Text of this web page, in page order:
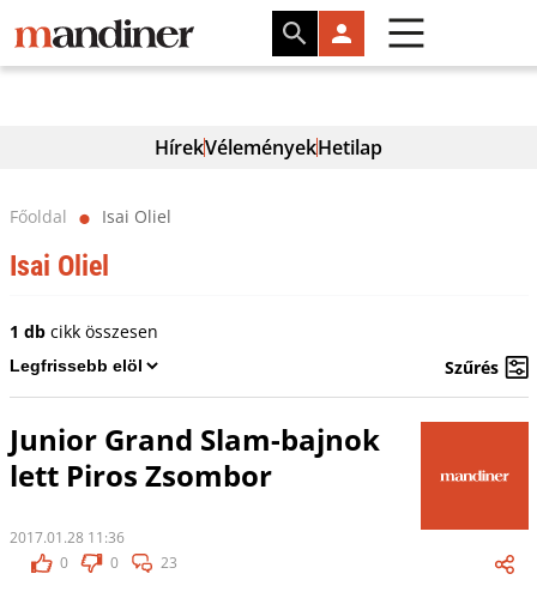
HírekVéleményekHetilap
Főoldal ⬤ Isai Oliel
Isai Oliel
1 dbcikk összesen
Szűrés
Junior Grand Slam-bajnok
lett Piros Zsombor
2017.01.28 11:36
0
0 23